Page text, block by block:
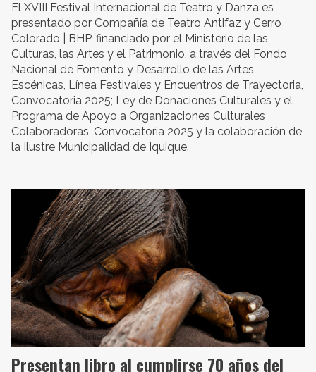
El XVIII Festival Internacional de Teatro y Danza es
presentado por Compañía de Teatro Antifaz y Cerro
Colorado | BHP, financiado por el Ministerio de las
Culturas, las Artes y el Patrimonio, a través del Fondo
Nacional de Fomento y Desarrollo de las Artes
Escénicas, Línea Festivales y Encuentros de Trayectoria,
Convocatoria 2025; Ley de Donaciones Culturales y el
Programa de Apoyo a Organizaciones Culturales
Colaboradoras, Convocatoria 2025 y la colaboración de
la Ilustre Municipalidad de Iquique.
Presentan libro al cumplirse 70 años del